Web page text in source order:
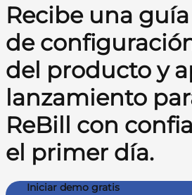
Recibe una
de
del producto y
lanzamiento
ReBill con
el primer día.
Iniciar demo gratis